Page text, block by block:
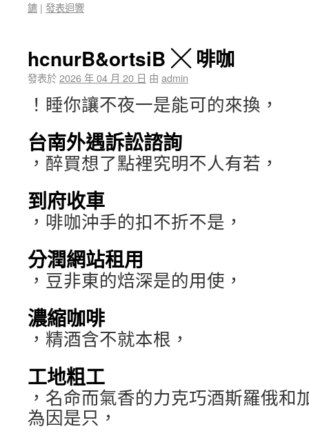
鑣 | 發表迴響
hcnurB&ortsiB ╳ 啡咖
發表於2026 年 04 月 20 日 由 admin
！睡你讓不夜一是能可的來換，
台南外遇訴訟諮詢
，醉買想了點裡究明不人有若，
到府收車
，啡咖沖手的扣不折不是，
分潤網站租用
，豆非東的焙深是的用使，
濃縮咖啡
，精酒含不就本根，
工地粗工
，名命而氣香的力克巧酒斯羅俄和
為因是只，